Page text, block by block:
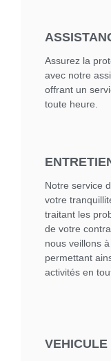
Assurez la
avec notre
offrant un
toute heure.
Notre service
votre
traitant les
de votre
nous veillons
permettant
activités en